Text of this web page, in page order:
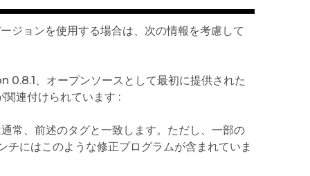
ジョンを使用する場合は、次の情報を考慮して
、オープンソースとして最初に提供された
連付けられています :
常、前述のタグと一致します。ただし、一部の
にはこのような修正プログラムが含まれていま